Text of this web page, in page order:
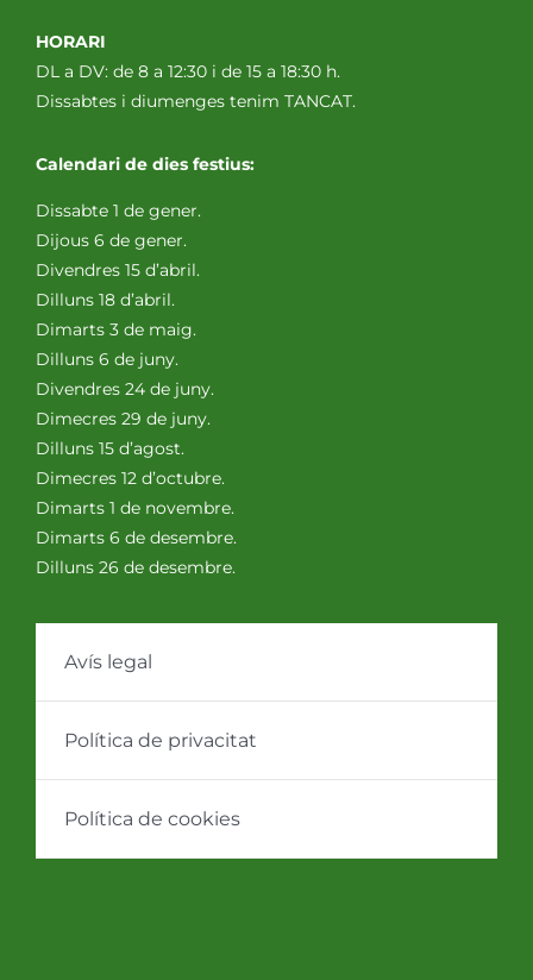
HORARI
DL a DV: de 8 a 12:30 i de 15 a 18:30 h.
Dissabtes i diumenges tenim TANCAT.
Calendari de dies festius:
Dissabte 1 de gener.
Dijous 6 de gener.
Divendres 15 d’abril.
Dilluns 18 d’abril.
Dimarts 3 de maig.
Dilluns 6 de juny.
Divendres 24 de juny.
Dimecres 29 de juny.
Dilluns 15 d’agost.
Dimecres 12 d’octubre.
Dimarts 1 de novembre.
Dimarts 6 de desembre.
Dilluns 26 de desembre.
Avís legal
Política de privacitat
Política de cookies